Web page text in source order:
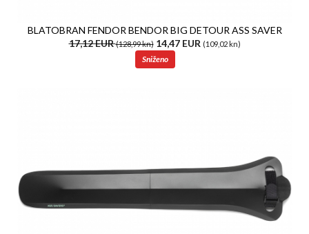
BLATOBRAN FENDOR BENDOR BIG DETOUR ASS SAVER
17,12 EUR(128,99 kn)14,47 EUR (109,02 kn)
Sniženo